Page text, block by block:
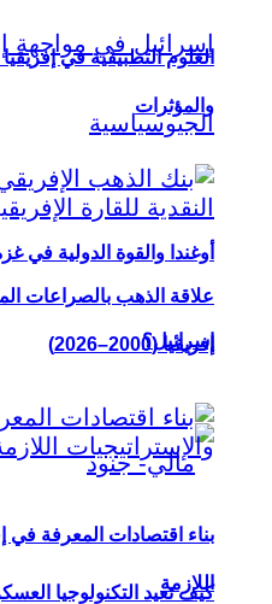
أوغندا والقوة الدولية
إسرائيل؟
كيف تعيد التكنولوجيا
العلوم التطبيقية في
والمؤثرات
علاقة الذهب بالصراعات
إفريقيا (2000–2026)
بناء اقتصادات المعرفة في
اللازمة